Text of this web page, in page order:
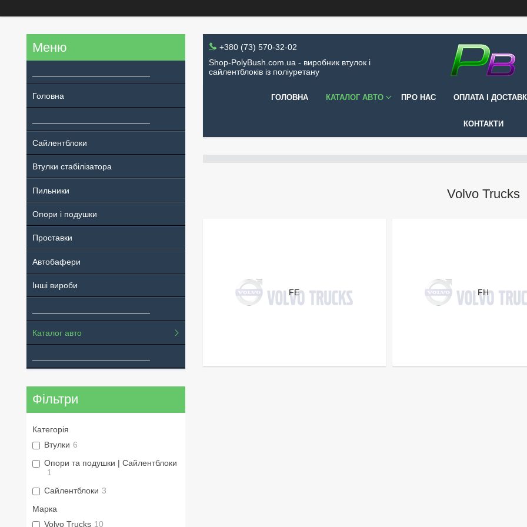
+380 (73) 570-32-02
Shop-PolyBush.com.ua - виробник втулок і
сайлентблоків із поліуретану
ГОЛОВНА КАТАЛОГ АВТО ПРО НАС ОПЛАТА І
КОНТАКТИ
Volvo Trucks
FE FH
Головна
Сайлентблоки
Втулки стабілізатора
Пильники
Опори і подушки
Проставки
Автобафери
Інші вироби
Каталог авто
Фільтри
Категорія
Втулки 6
Опори та подушки | Сайлентблоки
1
Сайлентблоки 3
Марка
Volvo Trucks 10